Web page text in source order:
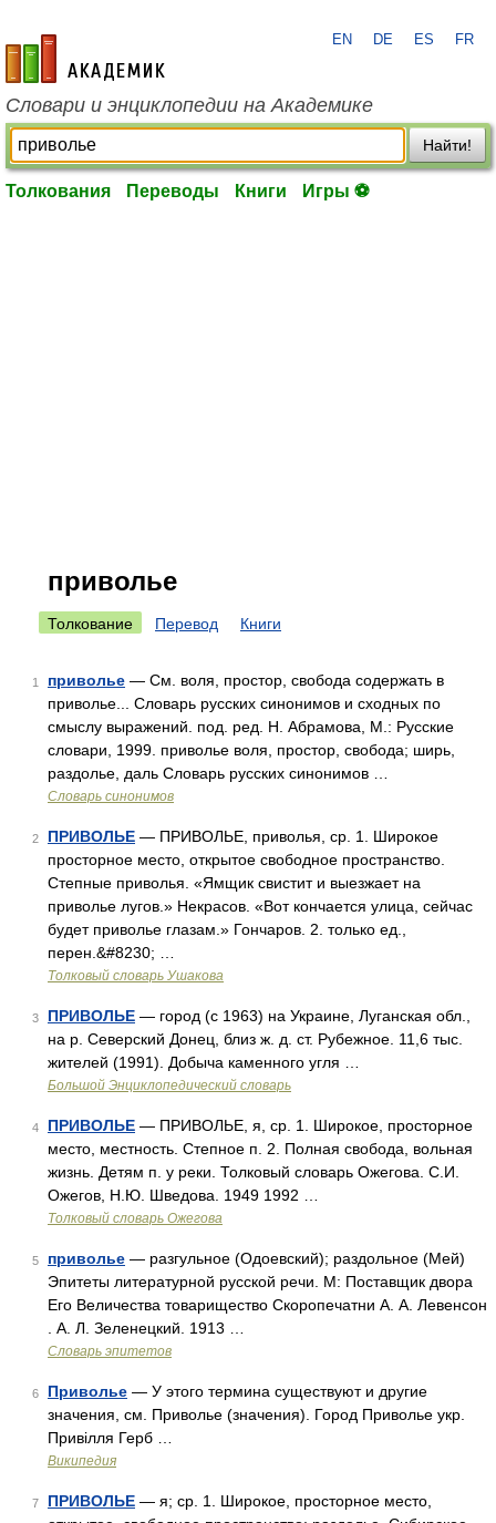
academic.ru
EN DE ES FR
Словари и энциклопедии на Академике
Найти!
Толкования Переводы Книги Игры ⚽
приволье
Толкование Перевод Книги
1 приволье — См. воля, простор, свобода содержать в
приволье... Словарь русских синонимов и сходных по
смыслу выражений. под. ред. Н. Абрамова, М.: Русские
словари, 1999. приволье воля, простор, свобода; ширь,
раздолье, даль Словарь русских синонимов …
Словарь синонимов
2 ПРИВОЛЬЕ — ПРИВОЛЬЕ, приволья, ср. 1. Широкое
просторное место, открытое свободное пространство.
Степные приволья. «Ямщик свистит и выезжает на
приволье лугов.» Некрасов. «Вот кончается улица, сейчас
будет приволье глазам.» Гончаров. 2. только ед.,
перен.&#8230; …
Толковый словарь Ушакова
3 ПРИВОЛЬЕ — город (с 1963) на Украине, Луганская обл.,
на р. Северский Донец, близ ж. д. ст. Рубежное. 11,6 тыс.
жителей (1991). Добыча каменного угля …
Большой Энциклопедический словарь
4 ПРИВОЛЬЕ — ПРИВОЛЬЕ, я, ср. 1. Широкое, просторное
место, местность. Степное п. 2. Полная свобода, вольная
жизнь. Детям п. у реки. Толковый словарь Ожегова. С.И.
Ожегов, Н.Ю. Шведова. 1949 1992 …
Толковый словарь Ожегова
5 приволье — разгульное (Одоевский); раздольное (Мей)
Эпитеты литературной русской речи. М: Поставщик двора
Его Величества товарищество Скоропечатни А. А. Левенсон
. А. Л. Зеленецкий. 1913 …
Словарь эпитетов
6 Приволье — У этого термина существуют и другие
значения, см. Приволье (значения). Город Приволье укр.
Привілля Герб …
Википедия
7 ПРИВОЛЬЕ — я; ср. 1. Широкое, просторное место,